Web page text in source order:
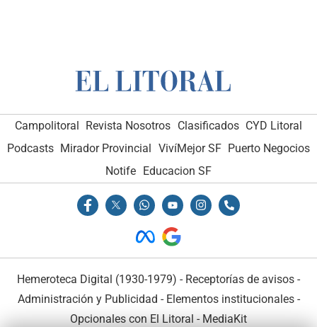
Campolitoral Revista Nosotros Clasificados CYD Litoral
Podcasts Mirador Provincial VivíMejor SF Puerto Negocios
Notife Educacion SF
Hemeroteca Digital (1930-1979) - Receptorías de avisos -
Administración y Publicidad - Elementos institucionales-
Opcionales con El Litoral - MediaKit